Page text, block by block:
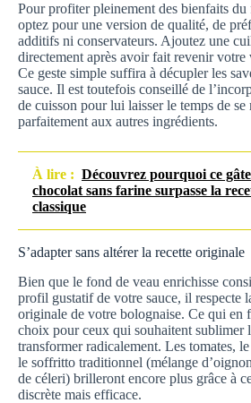
Pour profiter pleinement des bienfaits du
optez pour une version de qualité, de
additifs ni conservateurs. Ajoutez une
directement après avoir fait revenir votre
Ce geste simple suffira à décupler les
sauce. Il est toutefois conseillé de
de cuisson pour lui laisser le temps de se
parfaitement aux autres ingrédients.
À lire : Découvrez pourquoi ce
chocolat sans farine surpasse la
classique
S’adapter sans altérer la recette originale
Bien que le fond de veau enrichisse
profil gustatif de votre sauce, il respecte
originale de votre bolognaise. Ce qui en
choix pour ceux qui souhaitent sublimer
transformer radicalement. Les tomates,
le soffritto traditionnel (mélange
de céleri) brilleront encore plus grâce à
discrète mais efficace.